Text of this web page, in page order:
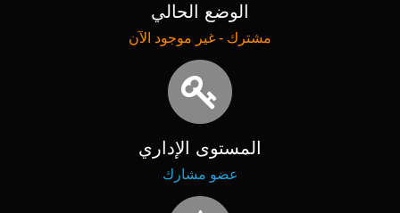
الوضع الحالي
مشترك - غير موجود الآن
المستوى الإداري
عضو مشارك